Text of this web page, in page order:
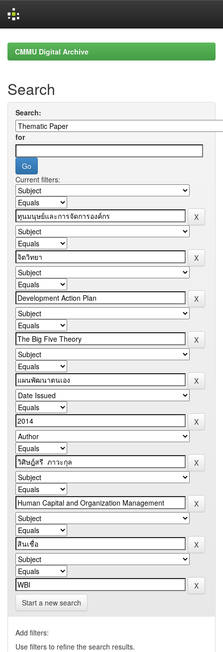
navigationCMMU Digital Archive
Search
Search:
for
Current filters:
Start a new search
Add filters:
Use filters to refine the search results.